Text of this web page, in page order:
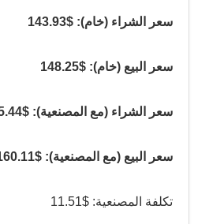
سعر الشراء (خام): $143.93
سعر البيع (خام): $148.25
سعر الشراء (مع المصنعية): $155.44
سعر البيع (مع المصنعية): $160.11
تكلفة المصنعية: $11.51